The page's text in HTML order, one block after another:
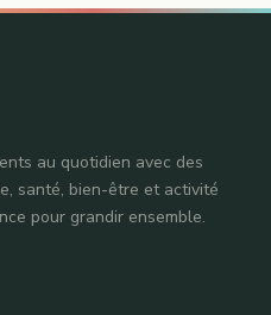
au quotidien avec des
santé, bien-être et activité
pour grandir ensemble.